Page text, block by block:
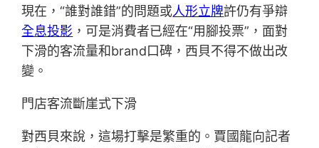
現在，“誰對誰錯”的問題或人形立牌許仍有爭辯
全息投影 ，可是消費者已經在“用腳投票”，面對
下滑的客流量和brand口碑，西貝不得不做出改
變。
門店客流斷崖式下滑
對西貝來說，這場打擊是繁重的。賈國龍向記者